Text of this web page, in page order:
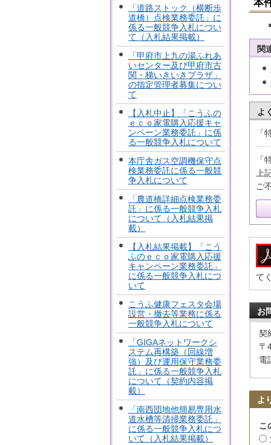
「道路ストック（横断歩
道橋）点検業務委託」に
係る一般競争入札につい
て（入札結果掲載）
「甲府市上九の湯ふれあ
いセンター及び甲府市古
関・梯いきいきプラザ」
の指定管理者募集につい
て
【入札中止】「こうふの
ｅｃｏ家電購入応援キャ
ンペーン業務委託」に係
る一般競争入札について
本庁舎ガス空調機保守点
検業務委託に係る一般競
争入札について
「農道橋詳細点検業務委
託」に係る一般競争入札
について（入札結果掲
載）
【入札結果掲載】「こう
ふのｅｃｏ家電購入応援
キャンペーン業務委託」
に係る一般競争入札につ
いて
こうふ健康フェスタ会場
設営・撤去等業務に係る
一般競争入札について
「GIGAネットワークシ
ステム再構築（回線増
強）及び運用保守業務委
託」に係る一般競争入札
について（契約内容掲
載）
「南西団地他簡易専用水
道水槽等清掃業務委託」
に係る一般競争入札につ
いて（入札結果掲載）
本
関
よ
「
「
上
ご
て
お
契
〒
電
よ
こ